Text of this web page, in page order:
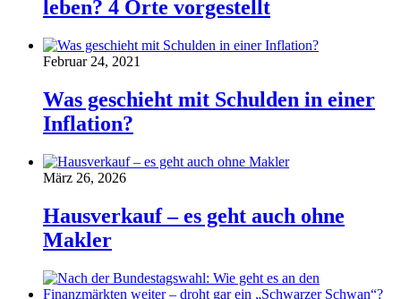
leben? 4 Orte vorgestellt
Februar 24, 2021
Was geschieht mit Schulden in einer
Inflation?
März 26, 2026
Hausverkauf – es geht auch ohne
Makler